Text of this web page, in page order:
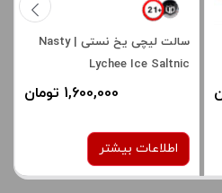
سالت لیچی یخ نستی | Nasty
Lychee Ice Saltnic
1,600,000 تومان
اطلاعات بیشتر